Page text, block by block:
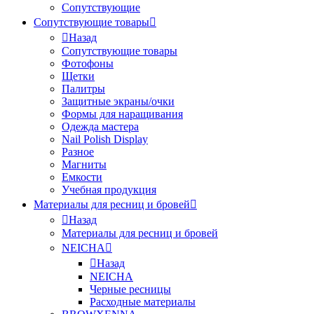
Сопутствующие
Сопутствующие товары
Назад
Сопутствующие товары
Фотофоны
Щетки
Палитры
Защитные экраны/очки
Формы для наращивания
Одежда мастера
Nail Polish Display
Разное
Магниты
Емкости
Учебная продукция
Материалы для ресниц и бровей
Назад
Материалы для ресниц и бровей
NEICHA
Назад
NEICHA
Черные ресницы
Расходные материалы